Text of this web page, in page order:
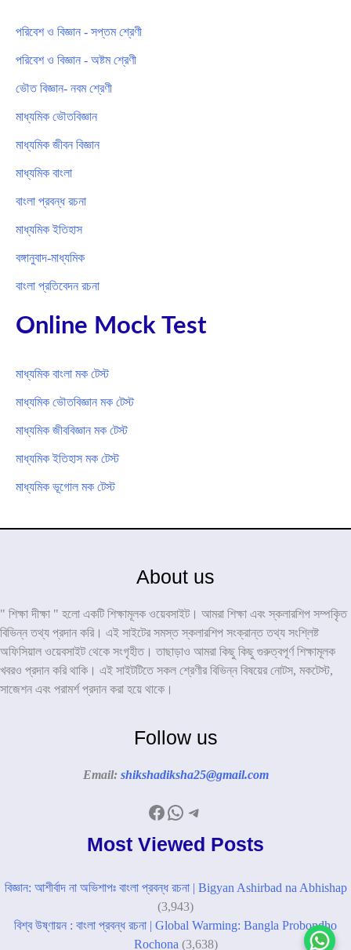
পরিবেশ ও বিজ্ঞান - সপ্তম শ্রেণী
পরিবেশ ও বিজ্ঞান - অষ্টম শ্রেণী
ভৌত বিজ্ঞান- নবম শ্রেণী
মাধ্যমিক ভৌতবিজ্ঞান
মাধ্যমিক জীবন বিজ্ঞান
মাধ্যমিক বাংলা
বাংলা প্রবন্ধ রচনা
মাধ্যমিক ইতিহাস
বঙ্গানুবাদ-মাধ্যমিক
বাংলা প্রতিবেদন রচনা
Online Mock Test
মাধ্যমিক বাংলা মক টেস্ট
মাধ্যমিক ভৌতবিজ্ঞান মক টেস্ট
মাধ্যমিক জীববিজ্ঞান মক টেস্ট
মাধ্যমিক ইতিহাস মক টেস্ট
মাধ্যমিক ভূগোল মক টেস্ট
About us
" শিক্ষা দীক্ষা " হলো একটি শিক্ষামূলক ওয়েবসাইট। আমরা শিক্ষা এবং স্কলারশিপ সম্পকৃিত
বিভিন্ন তথ্য প্রদান করি। এই সাইটের সমস্ত স্কলারশিপ সংক্রান্ত তথ্য সংশ্লিষ্ট
অফিসিয়াল ওয়েবসাইট থেকে সংগৃহীত। তাছাড়াও আমরা কিছু কিছু গুরুত্বপূর্ণ শিক্ষামূলক
খবরও প্রদান করি থাকি। এই সাইটটিতে সকল শ্রেণীর বিভিন্ন বিষয়ের নোটস, মকটেস্ট,
সাজেশন এবং পরামর্শ প্রদান করা হয়ে থাকে।
Follow us
Email: shikshadiksha25@gmail.com
Facebook
WhatsApp
Telegram
Most Viewed Posts
বিজ্ঞান: আশীর্বাদ না অভিশাপঃ বাংলা প্রবন্ধ রচনা | Bigyan Ashirbad na Abhishap
(3,943)
বিশ্ব উষ্ণায়ন : বাংলা প্রবন্ধ রচনা | Global Warming: Bangla Probondho
Rochona (3,638)